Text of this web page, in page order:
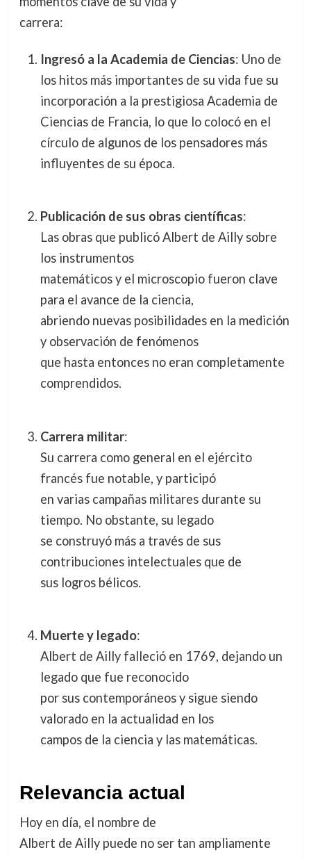
carrera:
Ingresó a la Academia de Ciencias: Uno de
los hitos más importantes de su vida fue su
incorporación a la prestigiosa Academia de
Cienciasde Francia, lo que lo colocó en el
círculo de algunos de los pensadores más
influyentes de su época.
Publicación de sus obras científicas:
Las obras que publicó Albert de Ailly sobre
los instrumentos
matemáticos y el microscopio fueron clave
para el avance de la ciencia,
abriendo nuevas posibilidades en la medición
y observación de fenómenos
que hasta entonces no eran completamente
comprendidos.
Carrera militar:
Su carrera como general en el ejército
francés fue notable, y participó
en varias campañas militares durante su
tiempo. No obstante, su legado
se construyó más a través de sus
contribuciones intelectuales que de
sus logros bélicos.
Muerte y legado:
Albert de Ailly falleció en 1769, dejando un
legado que fue reconocido
por sus contemporáneos y sigue siendo
valorado en la actualidad en los
campos de la ciencia y las matemáticas.
Relevancia actual
Hoy en día, el nombre de
Albert de Ailly puede no ser tan ampliamente